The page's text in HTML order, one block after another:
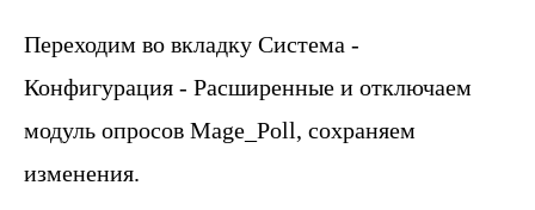
Переходим во вкладку Система -
Конфигурация - Расширенные и отключаем
модуль опросов Mage_Poll, сохраняем
изменения.